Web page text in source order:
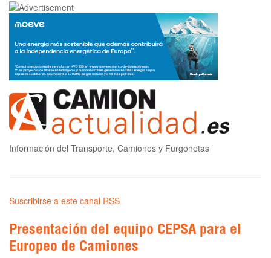
Información del Transporte, Camiones y Furgonetas
Suscribirse a este canal RSS
Presentación del equipo CEPSA para el
Europeo de Camiones